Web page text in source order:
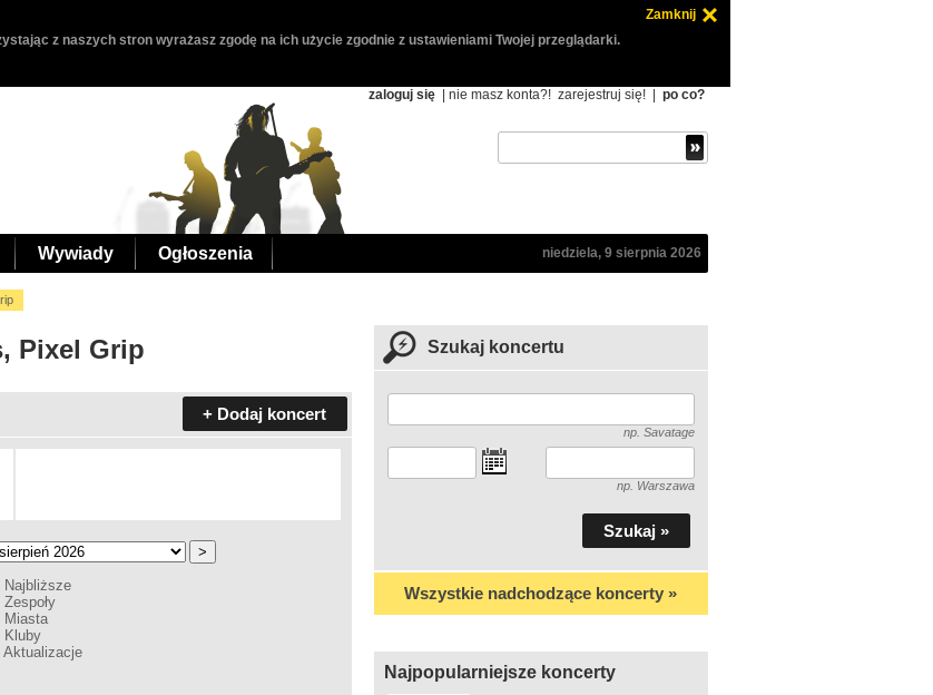
Zamknij
z naszych stron wyrażasz zgodę na ich użycie zgodnie z ustawieniami Twojej przeglądarki.
zaloguj się | nie masz konta?! zarejestruj się! po co?
Wywiady Ogłoszenia niedziela, 9 sierpnia 2026
Pixel Grip
+ Dodaj koncert
Najbliższe
Zespoły
Miasta
Kluby
Aktualizacje
Szukaj koncertu
np. Savatage
np. Warszawa
Wszystkie nadchodzące koncerty »
Najpopularniejsze koncerty